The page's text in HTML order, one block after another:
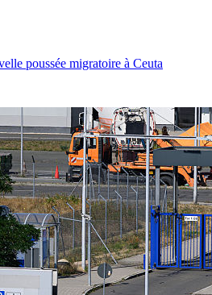
poussée migratoire à Ceuta